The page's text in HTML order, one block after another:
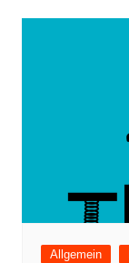
Allgemein